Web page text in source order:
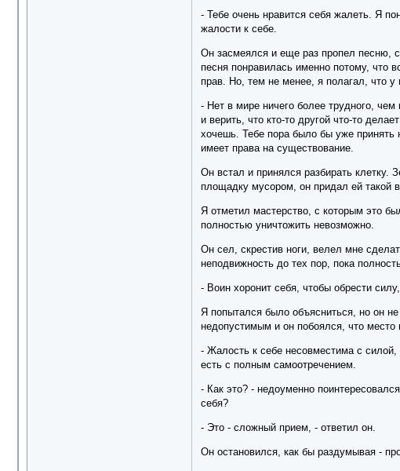
- Тебе очень нравится себя жалеть. Я
жалости к себе.
Он засмеялся и еще раз пропел песню,
песня понравилась именно потому, что
прав. Но, тем не менее, я полагал, что у
- Нет в мире ничего более трудного,
и верить, что кто-то другой что-то
хочешь. Тебе пора было бы уже принять
имеет права на существование.
Он встал и принялся разбирать клетку.
площадку мусором, он придал ей такой
Я отметил мастерство, с которым это
полностью уничтожить невозможно.
Он сел, скрестив ноги, велел мне
неподвижность до тех пор, пока
- Воин хоронит себя, чтобы обрести
Я попытался было объясниться, но он
недопустимым и он побоялся, что место
- Жалость к себе несовместима с
есть с полным самоотречением.
- Как это? - недоуменно
себя?
- Это - сложный прием, - ответил он.
Он остановился, как бы раздумывая -